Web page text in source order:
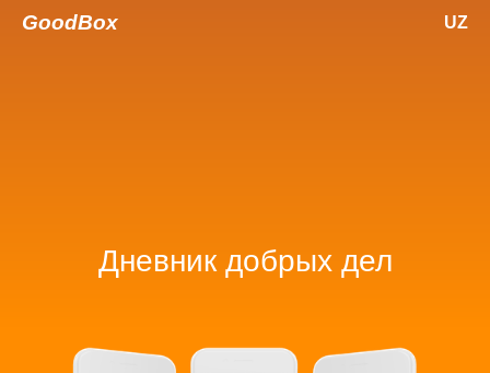
GoodBox UZ
Дневник добрых дел